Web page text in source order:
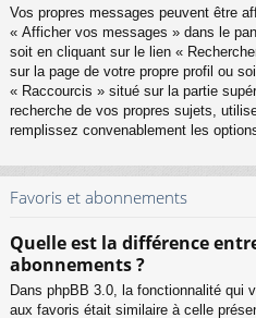
Vos propres messages peuvent être
« Afficher vos messages » dans le
soit en cliquant sur le lien «
sur la page de votre propre profil ou
« Raccourcis » situé sur la partie
recherche de vos propres sujets,
remplissez convenablement les
Favoris et abonnements
Quelle est la différence
abonnements ?
Dans phpBB 3.0, la fonctionnalité qui
aux favoris était similaire à celle